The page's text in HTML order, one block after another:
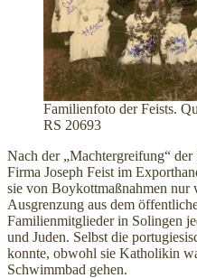
Familienfoto der Feists.
RS 20693
Nach der „Machtergreifung“
Firma Joseph Feist im
sie von Boykottmaßnahmen
Ausgrenzung aus dem
Familienmitglieder in Solingen
und Juden. Selbst die
konnte, obwohl sie Katholikin
Schwimmbad gehen.